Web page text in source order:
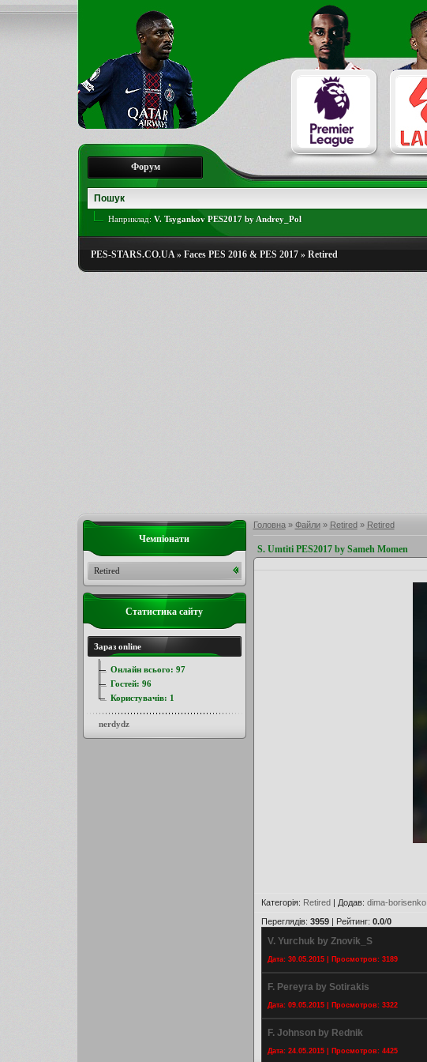
Форум
Наприклад: V. Tsygankov PES2017 by Andrey_Pol
PES-STARS.CO.UA» Faces PES 2016 & PES 2017» Retired
Головна» Файли» Retired» Retired
S. Umtiti PES2017 by Sameh Momen
Категорія: Retired| Додав: dima-borisenko
Переглядів: 3959| Рейтинг: 0.0/0
V. Yurchuk by Znovik_S
Дата: 30.05.2015 | Просмотров: 3189
F. Pereyra by Sotirakis
Дата: 09.05.2015 | Просмотров: 3322
F. Johnson by Rednik
Дата: 24.05.2015 | Просмотров: 4425
Чемпіонати
Retired
Статистика сайту
Зараз online
Онлайн всього: 97
Гостей: 96
Користувачів: 1
nerdydz